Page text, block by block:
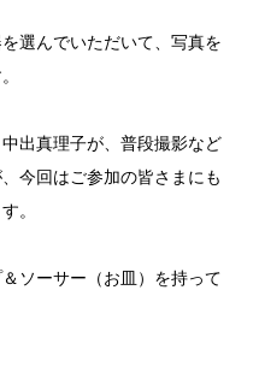
選んでいただいて、写真を
出真理子が、普段撮影など
今回はご参加の皆さまにも
。
ソーサー（お皿）を持って